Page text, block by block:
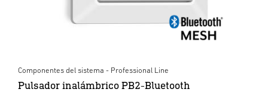
Componentes del sistema - Professional Line
Pulsador inalámbrico PB2-Bluetooth